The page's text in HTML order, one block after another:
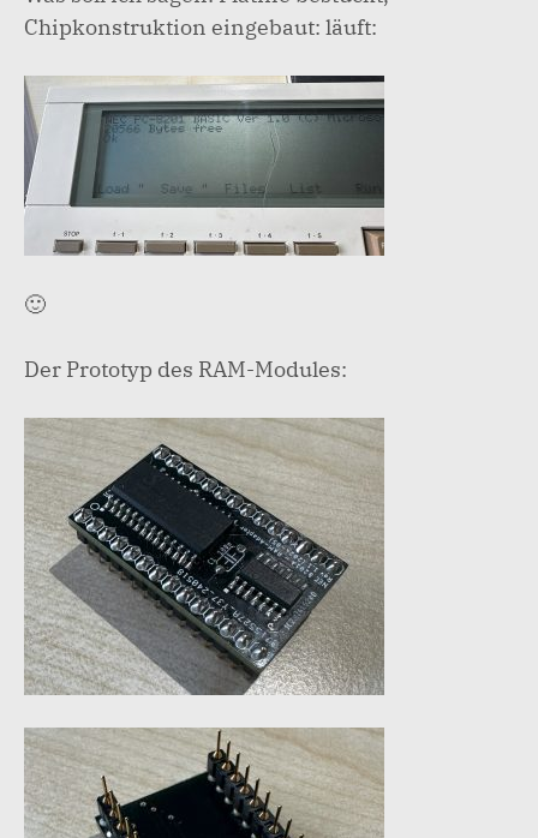
Chipkonstruktion eingebaut: läuft:
🙂
Der Prototyp des RAM-Modules: